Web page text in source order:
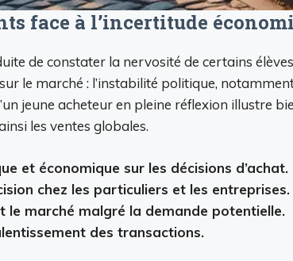
face à l’incertitude
de constater la nervosité de certains
le marché : l’instabilité politique,
jeune acheteur en pleine réflexion illustre
les ventes globales.
et économique sur les décisions d’achat.
chez les particuliers et les entreprises.
le marché malgré la demande potentielle.
des transactions.